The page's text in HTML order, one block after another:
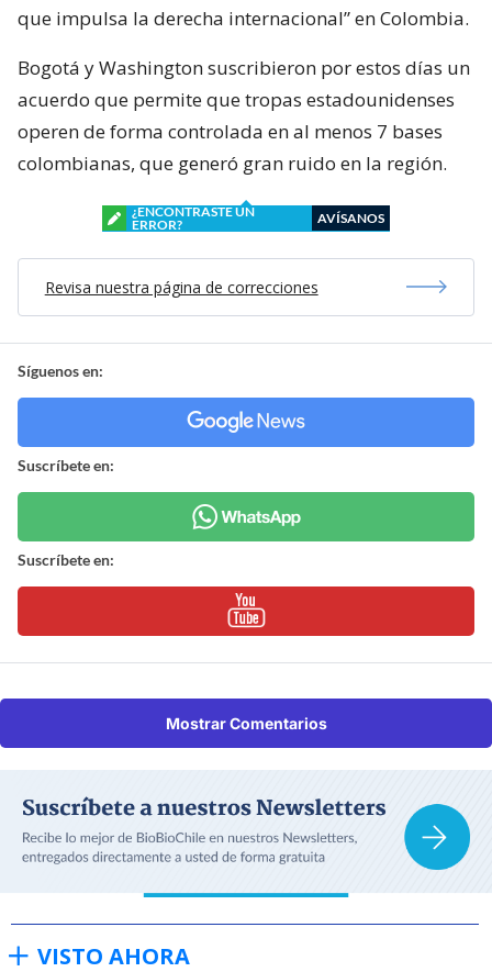
que impulsa la derecha internacional” en Colombia.
Bogotá y Washington suscribieron por estos días un
acuerdo que permite que tropas estadounidenses
operen de forma controlada en al menos 7 bases
colombianas, que generó gran ruido en la región.
¿ENCONTRASTE UN
ERROR?
AVÍSANOS
Revisa nuestra página de correcciones
Síguenos en:
Suscríbete en:
Suscríbete en:
Mostrar Comentarios
VISTO AHORA